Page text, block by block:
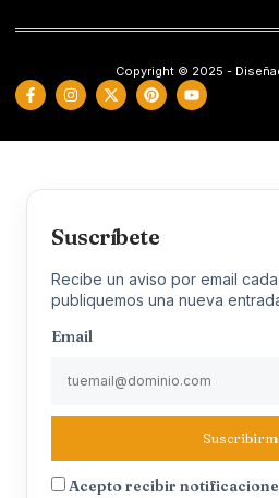
Copyright © 2025 -
Suscríbete
Recibe un aviso por email
publiquemos una nueva
Email
Acepto recibir